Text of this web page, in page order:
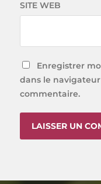
SITE WEB
Enregistrer
dans le
commentaire.